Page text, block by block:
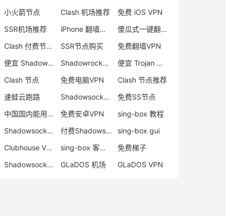
小火箭节点 Clash 机场推荐
免费 iOS VPN
SSR机场推荐
iPhone 翻墙代理软件
傻瓜式一键翻墙VPN客户端
Clash 付费节点购买
SSR节点购买
免费翻墙VPN
便宜 Shadowsocks 购买
Shadowrocket 地址
便宜 Trojan 购买
Clash 节点
免费电脑VPN
Clash 节点推荐
速蛙云跑路
Shadowsocks 付费节点
免费SS节点
中国国内能用的翻墙VPN推荐
免费安卓VPN
sing-box 教程
Shadowsocks 节点哪里买
付费Shadowsocks推荐
sing-box gui
Clubhouse VPN
sing-box 客户端配置
免费梯子
Shadowsocks 服务器
GLaDOS 机场 GLaDOS VPN